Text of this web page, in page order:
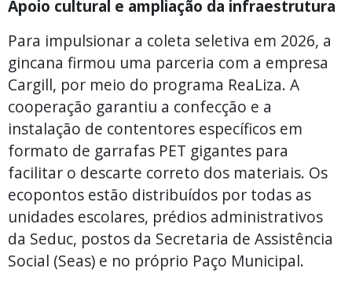
Apoio cultural e ampliação da infraestrutura
Para impulsionar a coleta seletiva em 2026, a
gincana firmou uma parceria com a empresa
Cargill, por meio do programa ReaLiza. A
cooperação garantiu a confecção e a
instalação de contentores específicos em
formato de garrafas PET gigantes para
facilitar o descarte correto dos materiais. Os
ecopontos estão distribuídos por todas as
unidades escolares, prédios administrativos
da Seduc, postos da Secretaria de Assistência
Social (Seas) e no próprio Paço Municipal.